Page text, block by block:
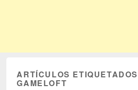
ARTÍCULOS
GAMELOFT